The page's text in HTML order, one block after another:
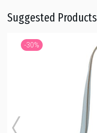
Suggested Products
-30%